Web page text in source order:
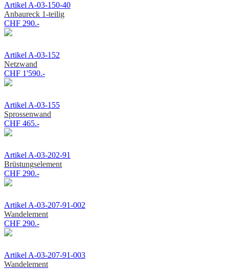
Artikel A-03-150-40
Anbaureck 1-teilig
CHF 290.-
Artikel A-03-152
Netzwand
CHF 1'590.-
Artikel A-03-155
Sprossenwand
CHF 465.-
Artikel A-03-202-91
Brüstungselement
CHF 290.-
Artikel A-03-207-91-002
Wandelement
CHF 290.-
Artikel A-03-207-91-003
Wandelement